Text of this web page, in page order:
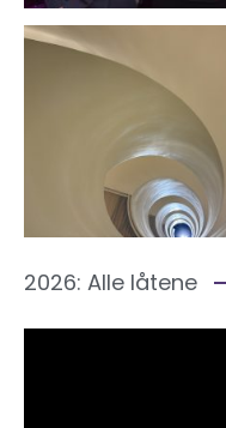
2026: Alle låtene